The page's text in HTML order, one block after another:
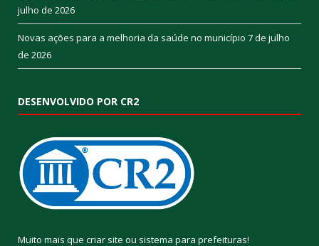
julho de 2026
Novas ações para a melhoria da saúde no município 7 de julho
de 2026
DESENVOLVIDO POR CR2
Muito mais que criar site ou sistema para prefeituras!